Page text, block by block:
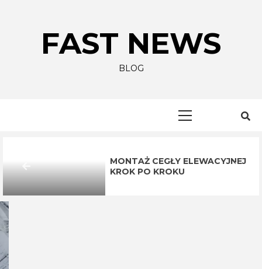
FAST NEWS
BLOG
MONTAŻ CEGŁY ELEWACYJNEJ
KROK PO KROKU